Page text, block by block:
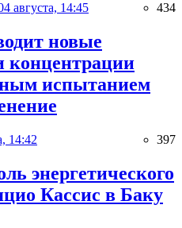
августа, 14:45 434
новые
концентрации
испытанием
14:42 397
энергетического
Кассис в Баку